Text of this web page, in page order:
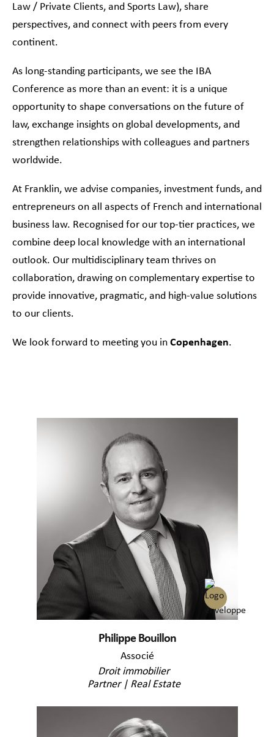
Law / Private Clients, and Sports Law), share
perspectives, and connect with peers from every
continent.
As long-standing participants, we see the IBA
Conference as more than an event: it is a unique
opportunity to shape conversations on the future of
law, exchange insights on global developments, and
strengthen relationships with colleagues and partners
worldwide.
At Franklin, we advise companies, investment funds, and
entrepreneurs on all aspects of French and international
business law. Recognised for our top-tier practices, we
combine deep local knowledge with an international
outlook. Our multidisciplinary team thrives on
collaboration, drawing on complementary expertise to
provide innovative, pragmatic, and high-value solutions
to our clients.
We look forward to meeting you in Copenhagen.
Philippe Bouillon
Associé
Droit immobilier
Partner | Real Estate